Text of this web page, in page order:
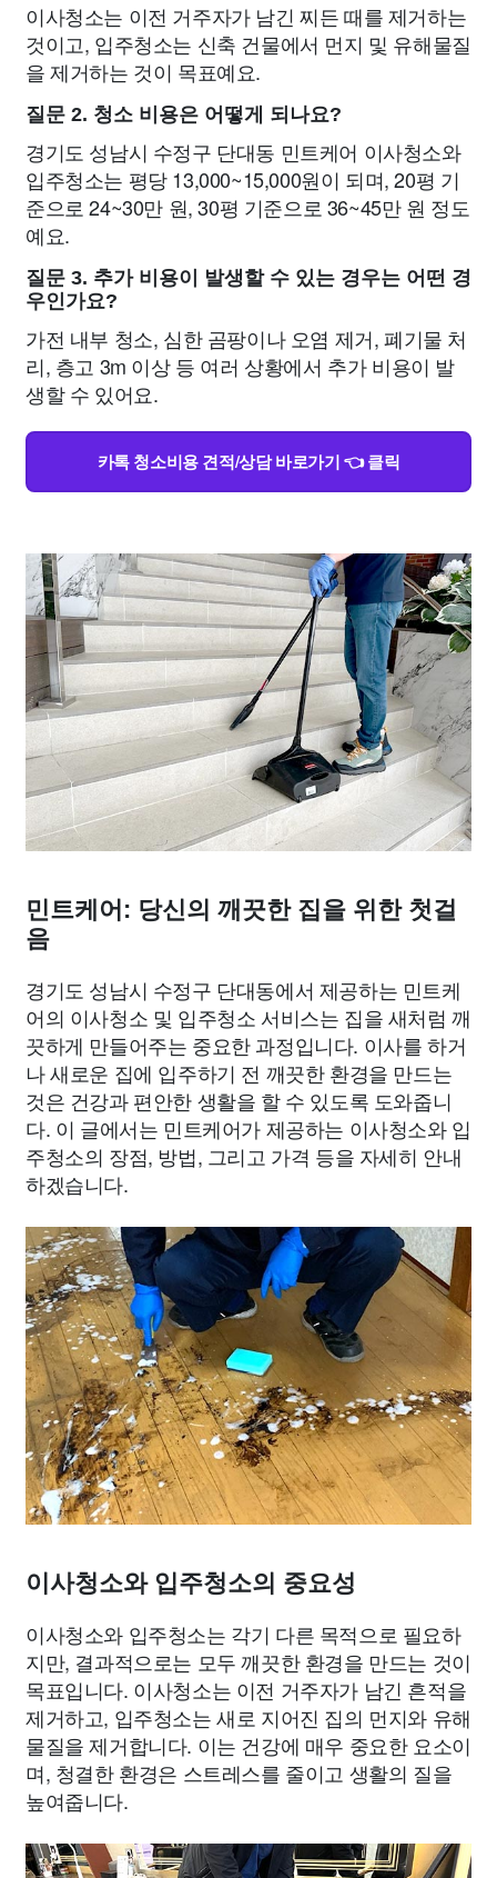
이사청소는 이전 거주자가 남긴 찌든 때를 제거하는
것이고, 입주청소는 신축 건물에서 먼지 및 유해물질
을 제거하는 것이 목표예요.
질문 2. 청소 비용은 어떻게 되나요?
경기도 성남시 수정구 단대동 민트케어 이사청소와
입주청소는 평당 13,000~15,000원이 되며, 20평 기
준으로 24~30만 원, 30평 기준으로 36~45만 원 정도
예요.
질문 3. 추가 비용이 발생할 수 있는 경우는 어떤 경
우인가요?
가전 내부 청소, 심한 곰팡이나 오염 제거, 폐기물 처
리, 층고 3m 이상 등 여러 상황에서 추가 비용이 발
생할 수 있어요.
카톡 청소비용 견적/상담 바로가기 👈 클릭
민트케어: 당신의 깨끗한 집을 위한 첫걸
음
경기도 성남시 수정구 단대동에서 제공하는 민트케
어의 이사청소 및 입주청소 서비스는 집을 새처럼 깨
끗하게 만들어주는 중요한 과정입니다. 이사를 하거
나 새로운 집에 입주하기 전 깨끗한 환경을 만드는
것은 건강과 편안한 생활을 할 수 있도록 도와줍니
다. 이 글에서는 민트케어가 제공하는 이사청소와 입
주청소의 장점, 방법, 그리고 가격 등을 자세히 안내
하겠습니다.
이사청소와 입주청소의 중요성
이사청소와 입주청소는 각기 다른 목적으로 필요하
지만, 결과적으로는 모두 깨끗한 환경을 만드는 것이
목표입니다. 이사청소는 이전 거주자가 남긴 흔적을
제거하고, 입주청소는 새로 지어진 집의 먼지와 유해
물질을 제거합니다. 이는 건강에 매우 중요한 요소이
며, 청결한 환경은 스트레스를 줄이고 생활의 질을
높여줍니다.